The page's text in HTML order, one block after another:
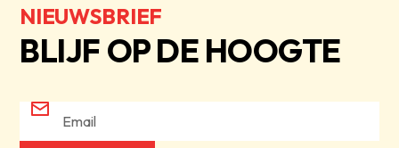
NIEUWSBRIEF
BLIJF OP DE HOOGTE